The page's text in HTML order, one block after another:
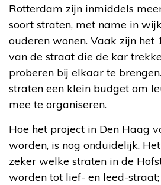
Rotterdam zijn inmiddels
soort straten, met name in
ouderen wonen. Vaak zijn het
van de straat die de kar
proberen bij elkaar te
straten een klein budget om
mee te organiseren.
Hoe het project in Den Haag
worden, is nog onduidelijk.
zeker welke straten in de
worden tot lief- en leed-